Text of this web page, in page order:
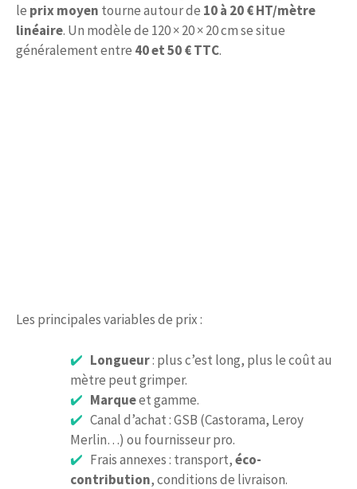
le prix moyen tourne autour de 10 à 20 € HT/mètre
linéaire. Un modèle de 120 × 20 × 20 cm se situe
généralement entre 40 et 50 € TTC.
Les principales variables de prix :
Longueur: plus c’est long, plus le coût au
mètre peut grimper.
Marqueet gamme.
Canal d’achat : GSB (Castorama, Leroy
Merlin…) ou fournisseur pro.
Frais annexes : transport,éco-
contribution, conditions de livraison.